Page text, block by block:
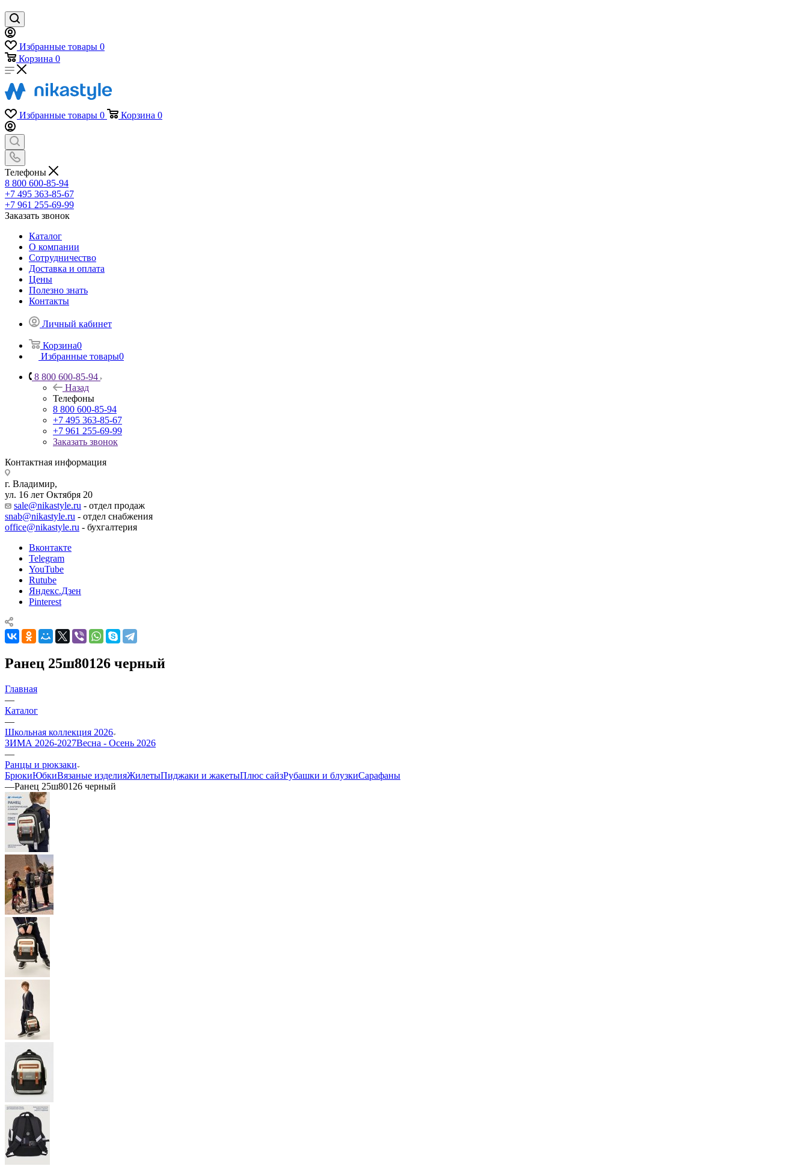
Избранные товары 0
Корзина 0
Избранные товары 0 Корзина 0
Телефоны
8 800 600-85-94
+7 495 363-85-67
+7 961 255-69-99
Заказать звонок
Каталог
О компании
Сотрудничество
Доставка и оплата
Цены
Полезно знать
Контакты
Личный кабинет
Корзина0
Избранные товары0
8 800 600-85-94
Назад
Телефоны
8 800 600-85-94
+7 495 363-85-67
+7 961 255-69-99
Заказать звонок
Контактная информация
г. Владимир,
ул. 16 лет Октября 20
sale@nikastyle.ru - отдел продаж
snab@nikastyle.ru - отдел снабжения
office@nikastyle.ru - бухгалтерия
Вконтакте
Telegram
YouTube
Rutube
Яндекс.Дзен
Pinterest
Ранец 25ш80126 черный
Главная
—
Каталог
—
Школьная коллекция 2026
ЗИМА 2026-2027Весна - Осень 2026
—
Ранцы и рюкзаки
БрюкиЮбкиВязаные изделияЖилетыПиджаки и жакетыПлюс сайзРубашки и блузкиСарафаны
—Ранец 25ш80126 черный